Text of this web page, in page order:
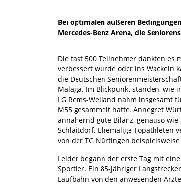
Bei optimalen äußeren
Mercedes-Benz Arena, die
Die fast 500 Teilnehmer dankten es
verbessert wurde oder ins Wackeln
die Deutschen
Malaga. Im Blickpunkt standen, wie
LG Rems-Welland nahm insgesamt
M55 gesammelt hatte. Annegret
annähernd gute Bilanz, genauso wie
Schlaitdorf. Ehemalige Topathleten
von der TG Nürtingen
Leider begann der erste Tag mit
Sportler. Ein 85-jähriger
Laufbahn von den anwesenden